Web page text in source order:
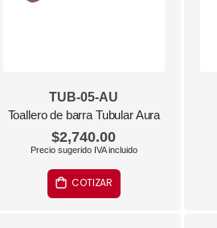
TUB-05-AU
Toallero de barra Tubular Aura
$2,740.00
COTIZAR